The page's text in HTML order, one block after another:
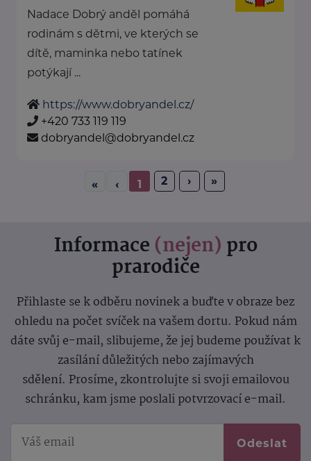
Nadace Dobrý anděl pomáhá
rodinám s dětmi, ve kterých se
dítě, maminka nebo tatínek
potýkají ...
https://www.dobryandel.cz/
+420 733 119 119
dobryandel@dobryandel.cz
« ‹ 1 2 › »
Informace (nejen) pro
prarodiče
Přihlaste se k odběru novinek a buďte v obraze bez
ohledu na počet svíček na vašem dortu. Pokud nám
dáte svůj e-mail, slibujeme, že jej budeme používat k
zasílání důležitých nebo zajímavých
sdělení. Prosíme, zkontrolujte si svoji emailovou
schránku, kam jsme poslali potvrzovací e-mail.
Odeslat